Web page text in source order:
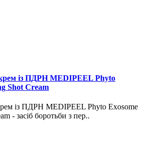
із ПДРН MEDIPEEL Phyto
Shot Cream
із ПДРН MEDIPEEL Phyto Exosome
- засіб боротьби з пер..